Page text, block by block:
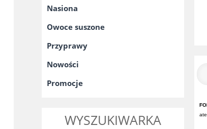
Nasiona
Owoce suszone
Przyprawy
Nowości
Promocje
WYSZUKIWARKA